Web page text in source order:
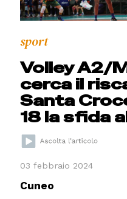
sport
Volley A2/
cerca il
Santa
18 la sfida
03 febbraio 2024
Cuneo